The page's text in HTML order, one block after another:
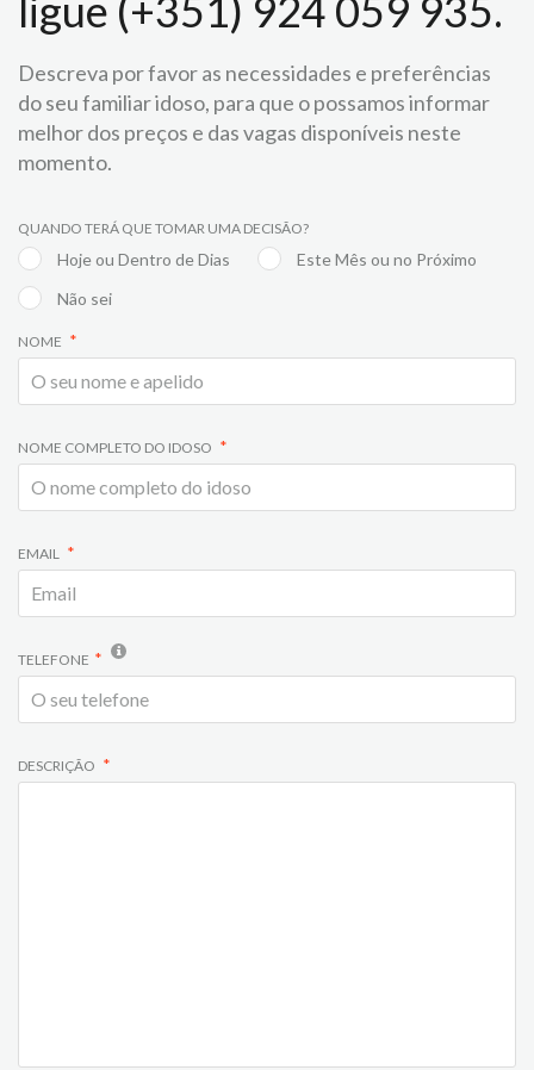
ligue (+351) 924 059 935.
Descreva por favor as necessidades e preferências
do seu familiar idoso, para que o possamos informar
melhor dos preços e das vagas disponíveis neste
momento.
QUANDO TERÁ QUE TOMAR UMA DECISÃO?
Hoje ou Dentro de Dias
Este Mês ou no Próximo
Não sei
NOME
NOME COMPLETO DO IDOSO
EMAIL
TELEFONE
DESCRIÇÃO